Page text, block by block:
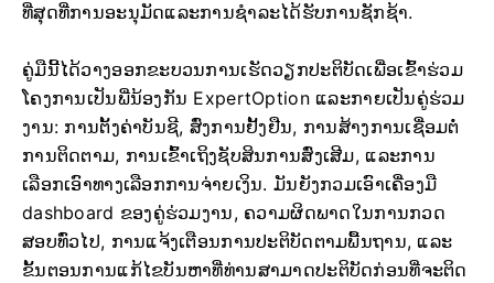
ທີ່ສຸດທີ່ການອະນຸມັດແລະການຊໍາລະໄດ້ຮັບການຊັກຊ້າ.
ຄູ່​ມື​ນີ້​ໄດ້​ວາງ​ອອກ​ຂະ​ບວນ​ການ​ເຮັດ​ວຽກ​ປະ​ຕິ​ບັດ​ເພື່ອ​ເຂົ້າ​ຮ່ວມ​
ໂຄງ​ການ​ເປັນ​ພີ່​ນ້ອງ​ກັນ ExpertOption ແລະ​ກາຍ​ເປັນ​ຄູ່​ຮ່ວມ​
ງານ​: ການ​ຕັ້ງ​ຄ່າ​ບັນ​ຊີ​, ສົ່ງ​ການ​ຢັ້ງ​ຢືນ​, ການ​ສ້າງ​ການ​ເຊື່ອມ​ຕໍ່​
ການ​ຕິດ​ຕາມ​, ການ​ເຂົ້າ​ເຖິງ​ຊັບ​ສິນ​ການ​ສົ່ງ​ເສີມ​, ແລະ​ການ​
ເລືອກ​ເອົາ​ທາງ​ເລືອກ​ການ​ຈ່າຍ​ເງິນ​. ມັນຍັງກວມເອົາເຄື່ອງມື
dashboard ຂອງຄູ່ຮ່ວມງານ, ຄວາມຜິດພາດໃນການກວດ
ສອບທົ່ວໄປ, ການແຈ້ງເຕືອນການປະຕິບັດຕາມພື້ນຖານ, ແລະ
ຂັ້ນຕອນການແກ້ໄຂບັນຫາທີ່ທ່ານສາມາດປະຕິບັດກ່ອນທີ່ຈະຕິດ